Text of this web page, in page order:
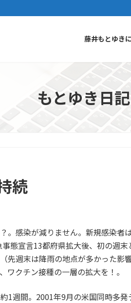
藤井もとゆき
もとゆき日記
続
。感染が減りません。新規感染者
態宣言13都府県拡大後、初の週末
先週末は降雨の地点が多かった影
クチン接種の一層の拡大を！。
1週間。2001年9月の米国同時多発